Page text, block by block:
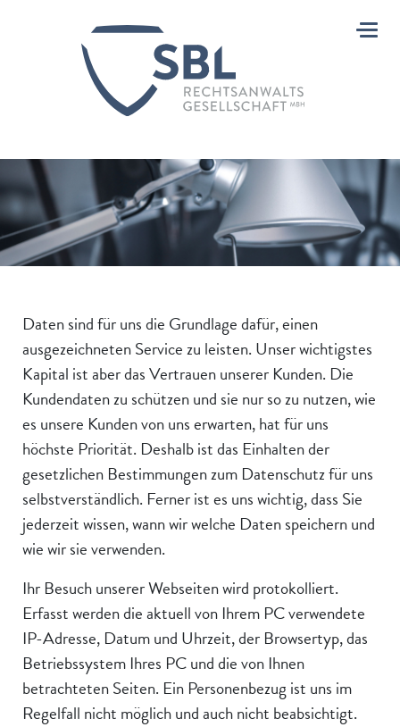
Daten sind für uns die Grundlage dafür, einen
ausgezeichneten Service zu leisten. Unser wichtigstes
Kapital ist aber das Vertrauen unserer Kunden. Die
Kundendaten zu schützen und sie nur so zu nutzen, wie
es unsere Kunden von uns erwarten, hat für uns
höchste Priorität. Deshalb ist das Einhalten der
gesetzlichen Bestimmungen zum Datenschutz für uns
selbstverständlich. Ferner ist es uns wichtig, dass Sie
jederzeit wissen, wann wir welche Daten speichern und
wie wir sie verwenden.
Ihr Besuch unserer Webseiten wird protokolliert.
Erfasst werden die aktuell von Ihrem PC verwendete
IP-Adresse, Datum und Uhrzeit, der Browsertyp, das
Betriebssystem Ihres PC und die von Ihnen
betrachteten Seiten. Ein Personenbezug ist uns im
Regelfall nicht möglich und auch nicht beabsichtigt.